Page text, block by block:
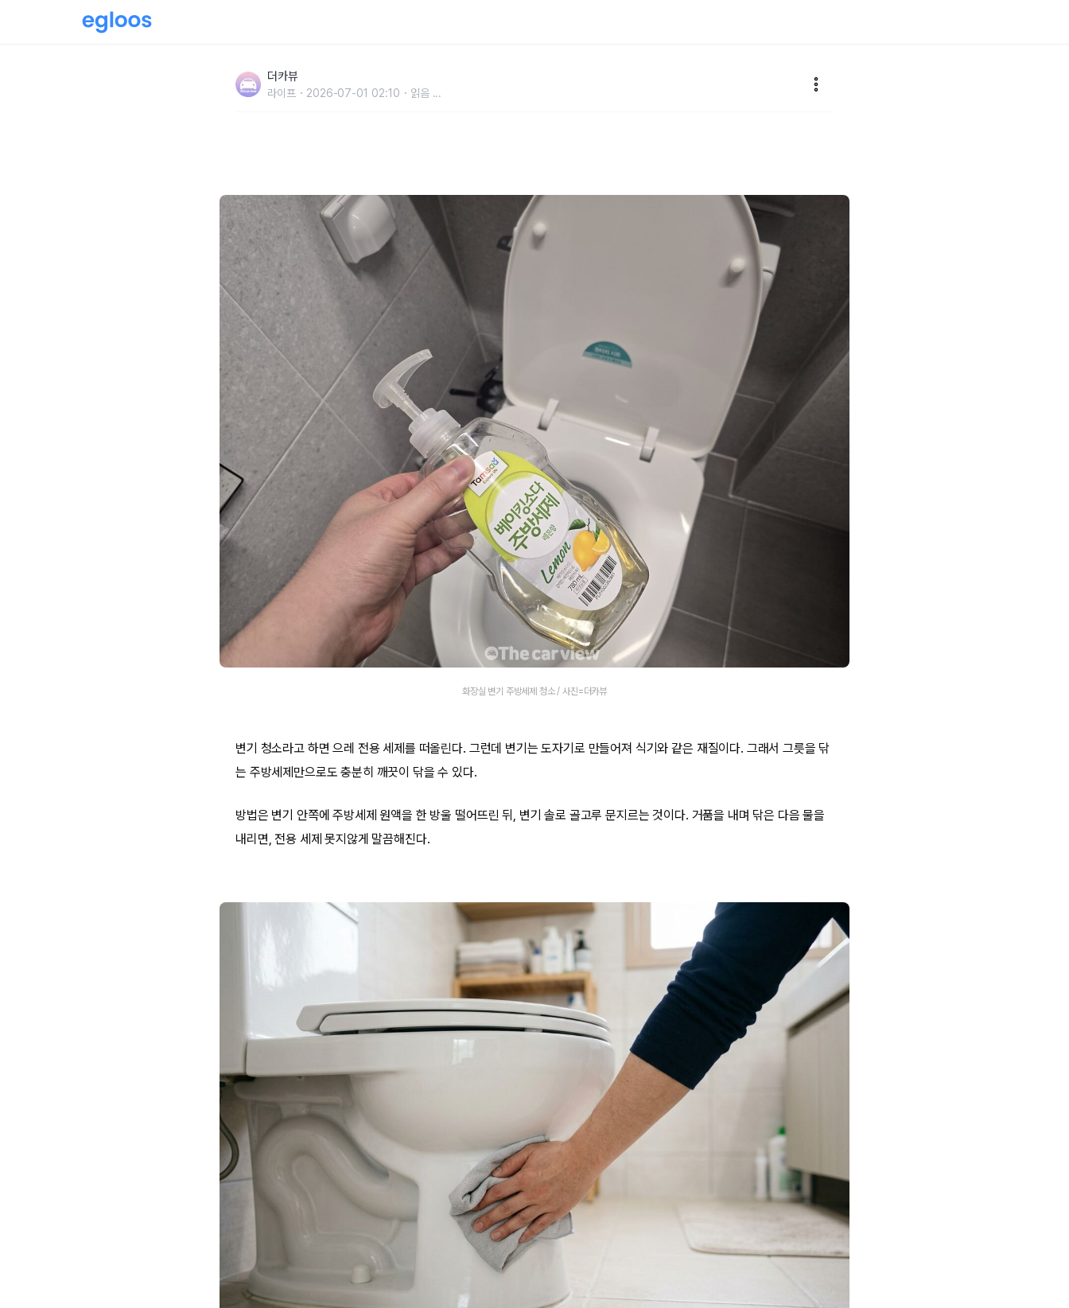
더카뷰
라이프 2026-07-01 02:10 읽음 ...
화장실 변기 주방세제 청소 / 사진=더카뷰
변기 청소라고 하면 으레 전용 세제를 떠올린다. 그런데 변기는 도자기로 만들어져 식기와 같은 재질이다. 그래서 그릇을 닦
는 주방세제만으로도 충분히 깨끗이 닦을 수 있다.
방법은 변기 안쪽에 주방세제 원액을 한 방울 떨어뜨린 뒤, 변기 솔로 골고루 문지르는 것이다. 거품을 내며 닦은 다음 물을
내리면, 전용 세제 못지않게 말끔해진다.